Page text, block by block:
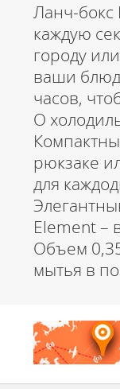
Ланч-бокс
каждую
городу
ваши
часов,
О
рюкзаке
для
Element –
Объем
мытья в